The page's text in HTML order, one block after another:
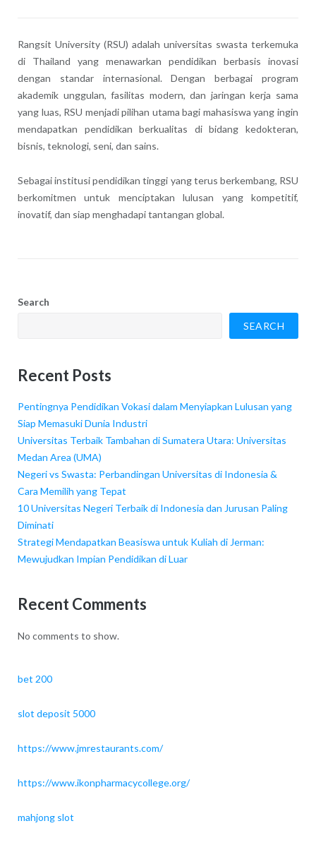
Rangsit University (RSU) adalah universitas swasta terkemuka
di Thailand yang menawarkan pendidikan berbasis inovasi
dengan standar internasional. Dengan berbagai program
akademik unggulan, fasilitas modern, dan jaringan kerja sama
yang luas, RSU menjadi pilihan utama bagi mahasiswa yang ingin
mendapatkan pendidikan berkualitas di bidang kedokteran,
bisnis, teknologi, seni, dan sains.
Sebagai institusi pendidikan tinggi yang terus berkembang, RSU
berkomitmen untuk menciptakan lulusan yang kompetitif,
inovatif, dan siap menghadapi tantangan global.
Search
SEARCH
Recent Posts
Pentingnya Pendidikan Vokasi dalam Menyiapkan Lulusan yang
Siap Memasuki Dunia Industri
Universitas Terbaik Tambahan di Sumatera Utara: Universitas
Medan Area (UMA)
Negeri vs Swasta: Perbandingan Universitas di Indonesia &
Cara Memilih yang Tepat
10 Universitas Negeri Terbaik di Indonesia dan Jurusan Paling
Diminati
Strategi Mendapatkan Beasiswa untuk Kuliah di Jerman:
Mewujudkan Impian Pendidikan di Luar
Recent Comments
No comments to show.
bet 200
slot deposit 5000
https://www.jmrestaurants.com/
https://www.ikonpharmacycollege.org/
mahjong slot